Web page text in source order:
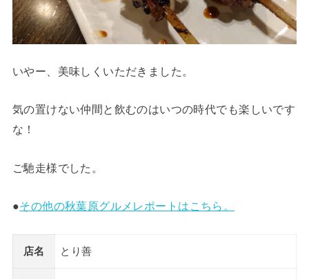
いやー、美味しくいただきました。
気の置けない仲間と飲むのはいつの時代でも楽しいです
な！
ご馳走様でした。
●その他の秋葉原グルメレポートはこちら。
店名 とり善